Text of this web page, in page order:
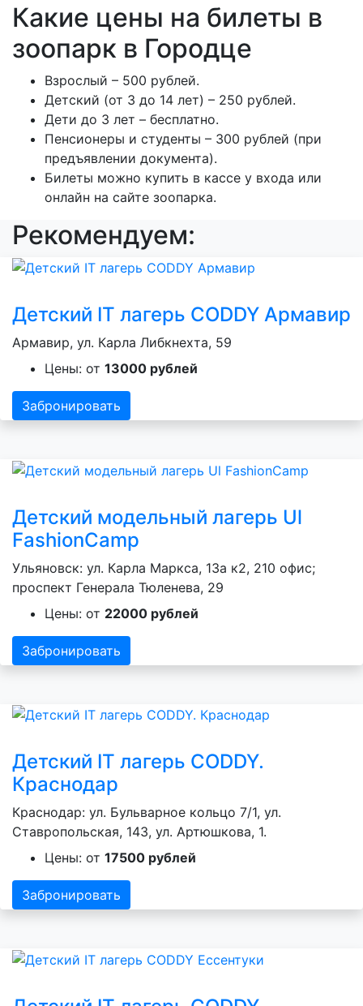
Какие цены на билеты в
зоопарк в Городце
Взрослый – 500 рублей.
Детский (от 3 до 14 лет) – 250 рублей.
Дети до 3 лет – бесплатно.
Пенсионеры и студенты – 300 рублей (при
предъявлении документа).
Билеты можно купить в кассе у входа или
онлайн на сайте зоопарка.
Рекомендуем:
Детский IT лагерь CODDY Армавир
Армавир, ул. Карла Либкнехта, 59
Цены: от 13000 рублей
Забронировать
Детский модельный лагерь Ul
FashionCamp
Ульяновск: ул. Карла Маркса, 13а к2, 210 офис;
проспект Генерала Тюленева, 29
Цены: от 22000 рублей
Забронировать
Детский IT лагерь CODDY.
Краснодар
Краснодар: ул. Бульварное кольцо 7/1, ул.
Ставропольская, 143, ул. Артюшкова, 1.
Цены: от 17500 рублей
Забронировать